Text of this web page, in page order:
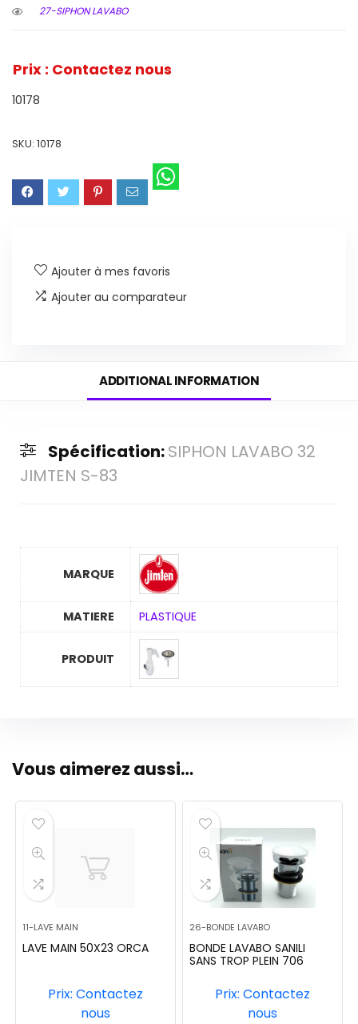
27-SIPHON LAVABO
Prix : Contactez nous
10178
SKU: 10178
Ajouter à mes favoris
Ajouter au comparateur
ADDITIONAL INFORMATION
Spécification:SIPHON LAVABO 32
JIMTEN S-83
MARQUE
MATIERE PLASTIQUE
PRODUIT
Vous aimerez aussi…
11-LAVE MAIN
LAVE MAIN 50X23 ORCA
Prix: Contactez
nous
26-BONDE LAVABO
BONDE LAVABO SANILI
SANS TROP PLEIN 706
Prix: Contactez
nous